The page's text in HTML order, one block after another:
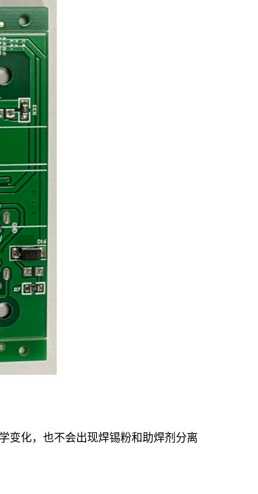
化，也不会出现焊锡粉和助焊剂分离